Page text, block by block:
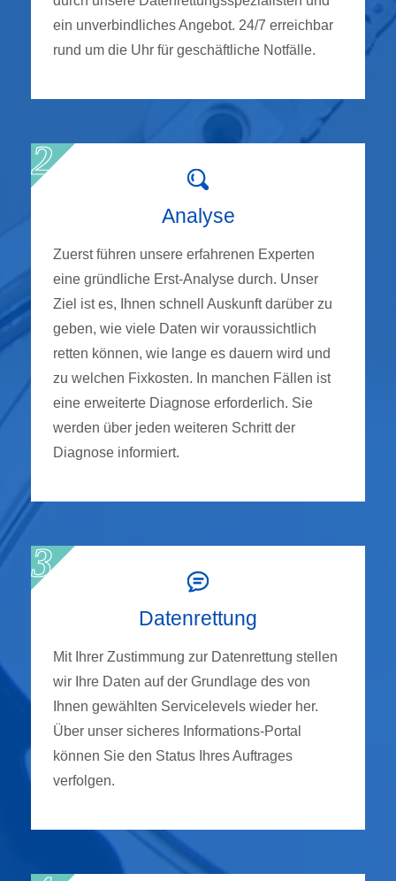
ein unverbindliches Angebot. 24/7 erreichbar
rund um die Uhr für geschäftliche Notfälle.
Analyse
Zuerst führen unsere erfahrenen Experten
eine gründliche Erst-Analyse durch. Unser
Ziel ist es, Ihnen schnell Auskunft darüber zu
geben, wie viele Daten wir voraussichtlich
retten können, wie lange es dauern wird und
zu welchen Fixkosten. In manchen Fällen ist
eine erweiterte Diagnose erforderlich. Sie
werden über jeden weiteren Schritt der
Diagnose informiert.
Datenrettung
Mit Ihrer Zustimmung zur Datenrettung stellen
wir Ihre Daten auf der Grundlage des von
Ihnen gewählten Servicelevels wieder her.
Über unser sicheres Informations-Portal
können Sie den Status Ihres Auftrages
verfolgen.